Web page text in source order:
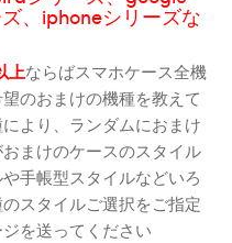
、iphoneシリーズな
上ならばスマホケース全機
のおまけの機種を教えて
より、ランダムにおまけ
まけのケースのスタイル
手帳型スタイルなどいろ
スタイルご選択をご指定
を送ってください